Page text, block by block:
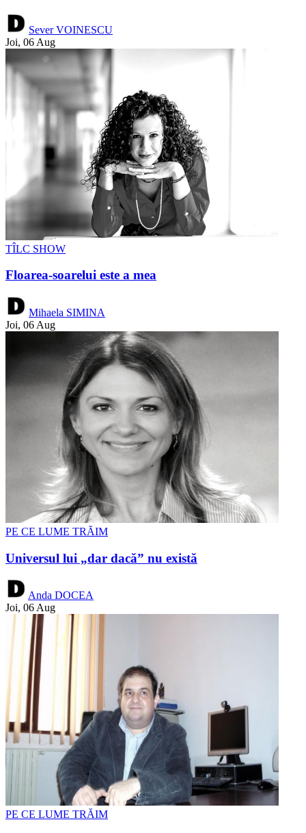
Sever VOINESCU
Joi, 06 Aug
TÎLC SHOW
Floarea-soarelui este a mea
Mihaela SIMINA
Joi, 06 Aug
PE CE LUME TRĂIM
Universul lui „dar dacă” nu există
Anda DOCEA
Joi, 06 Aug
PE CE LUME TRĂIM